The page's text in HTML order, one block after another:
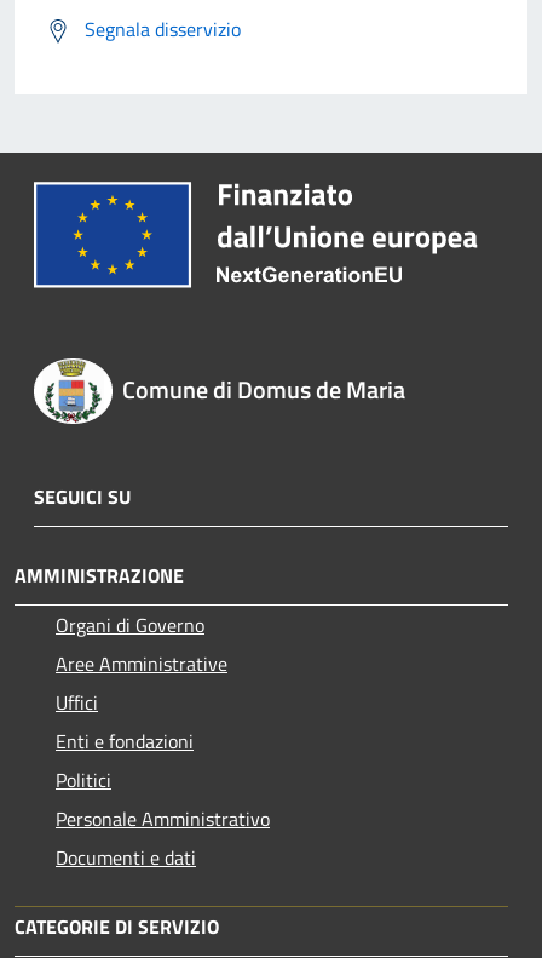
Segnala disservizio
Comune di Domus de Maria
SEGUICI SU
AMMINISTRAZIONE
Organi di Governo
Aree Amministrative
Uffici
Enti e fondazioni
Politici
Personale Amministrativo
Documenti e dati
CATEGORIE DI SERVIZIO